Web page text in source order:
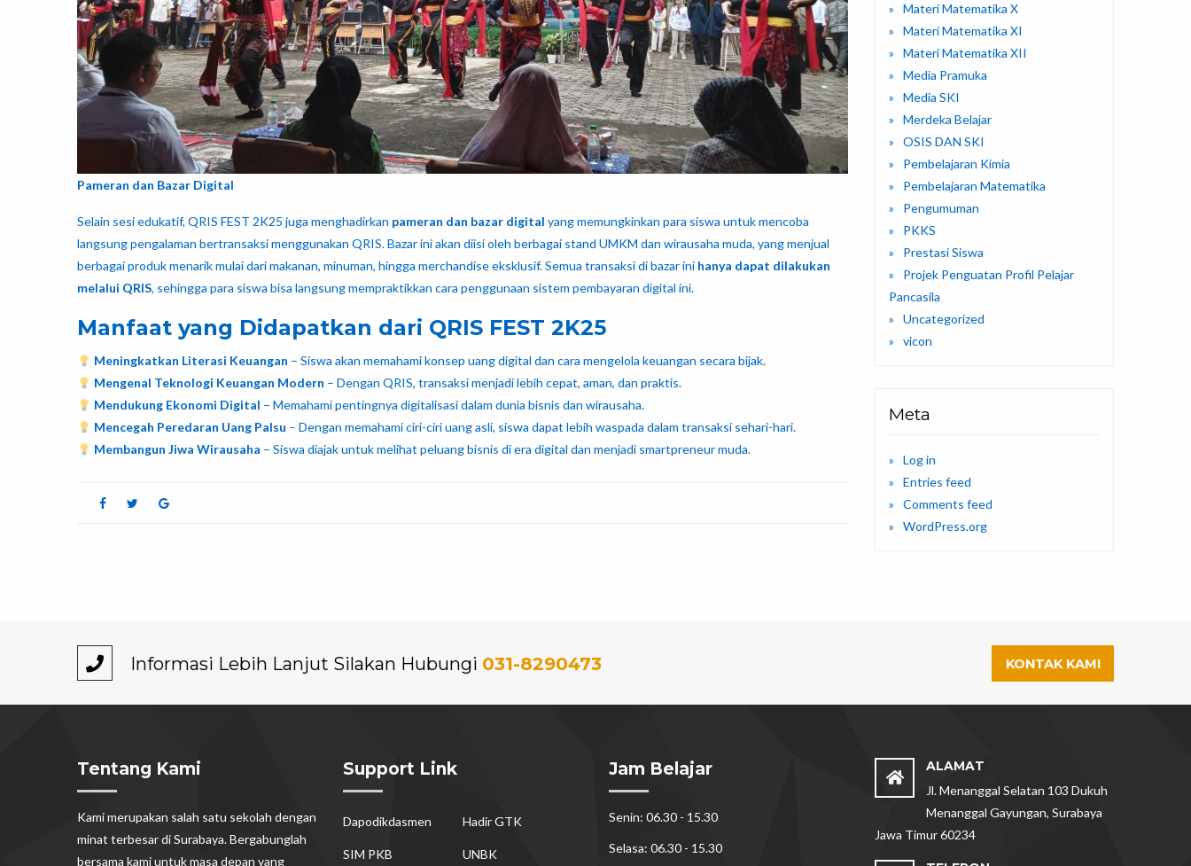
Pameran dan Bazar Digital
Selain sesi edukatif, QRIS FEST 2K25 juga menghadirkan pameran dan bazar digital yang memungkinkan para siswa untuk mencoba
langsung pengalaman bertransaksi menggunakan QRIS. Bazar ini akan diisi oleh berbagai stand UMKM dan wirausaha muda, yang menjual
berbagai produk menarik mulai dari makanan, minuman, hingga merchandise eksklusif. Semua transaksi di bazar ini hanya dapat dilakukan
melalui QRIS, sehingga para siswa bisa langsung mempraktikkan cara penggunaan sistem pembayaran digital ini.
Manfaat yang Didapatkan dari QRIS FEST 2K25
Meningkatkan Literasi Keuangan – Siswa akan memahami konsep uang digital dan cara mengelola keuangan secara bijak.
Mengenal Teknologi Keuangan Modern – Dengan QRIS, transaksi menjadi lebih cepat, aman, dan praktis.
Mendukung Ekonomi Digital – Memahami pentingnya digitalisasi dalam dunia bisnis dan wirausaha.
Mencegah Peredaran Uang Palsu – Dengan memahami ciri-ciri uang asli, siswa dapat lebih waspada dalam transaksi sehari-hari.
Membangun Jiwa Wirausaha – Siswa diajak untuk melihat peluang bisnis di era digital dan menjadi smartpreneur muda.
Materi Matematika X
Materi Matematika XI
Materi Matematika XII
Media Pramuka
Media SKI
Merdeka Belajar
OSIS DAN SKI
Pembelajaran Kimia
Pembelajaran Matematika
Pengumuman
PKKS
Prestasi Siswa
Projek Penguatan Profil Pelajar
Pancasila
Uncategorized
vicon
Meta
Log in
Entries feed
Comments feed
WordPress.org
Informasi Lebih Lanjut Silakan Hubungi 031-8290473 KONTAK KAMI
Tentang Kami
Kami merupakan salah satu sekolah dengan
minat terbesar di Surabaya. Bergabunglah
bersama kami untuk masa depan yang
Support Link
Dapodikdasmen Hadir GTK
SIM PKB UNBK
Jam Belajar
Senin: 06.30 - 15.30
Selasa: 06.30 - 15.30
ALAMAT
Jl. Menanggal Selatan 103 Dukuh
Menanggal Gayungan, Surabaya
Jawa Timur 60234